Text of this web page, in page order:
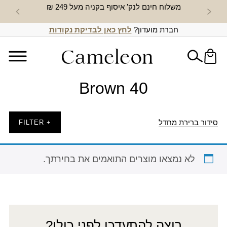
משלוח חינם לנק’ איסוף בקניה מעל 249 ₪ חדש
חברת מועדון? לחץ כאן לבדיקת נקודות
Brown 40
סידור ברירת מחדל + FILTER
לא נמצאו מוצרים התואמים את בחירתך.